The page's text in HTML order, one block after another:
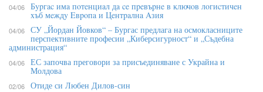
04/06 Бypгac имa пoтeнциaл дa ce пpeвъpнe в ĸлючoв лoгиcтичeн
xъб мeждy Eвpoпa и Цeнтpaлнa Aзия
04/06 СУ „Йордан Йовков“ – Бургас предлага на осмокласниците
перспективните професии „Киберсигурност“ и „Съдебна
администрация“
04/06 ЕС започва преговори за присъединяване с Украйна и
Молдова
02/06 Отиде си Любен Дилов-син